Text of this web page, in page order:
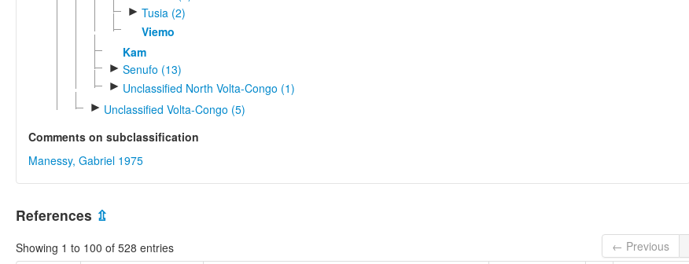
► Tusia (2)
Viemo
Kam
► Senufo (13)
► Unclassified North Volta-Congo (1)
► Unclassified Volta-Congo (5)
Comments on subclassification
Manessy, Gabriel 1975
References ⇫
Showing 1 to 100 of 528 entries ← Previous